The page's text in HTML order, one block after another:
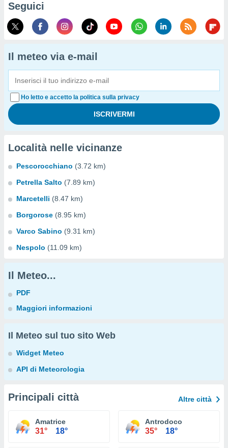
Seguici
Il meteo via e-mail
Ho letto e accetto la politica sulla privacy
Località nelle vicinanze
Pescorocchiano (3.72 km)
Petrella Salto (7.89 km)
Marcetelli (8.47 km)
Borgorose (8.95 km)
Varco Sabino (9.31 km)
Nespolo (11.09 km)
Il Meteo...
PDF
Maggiori informazioni
Il Meteo sul tuo sito Web
Widget Meteo
API di Meteorologia
Principali città Altre città
Amatrice
31° 18°
Antrodoco
35° 18°